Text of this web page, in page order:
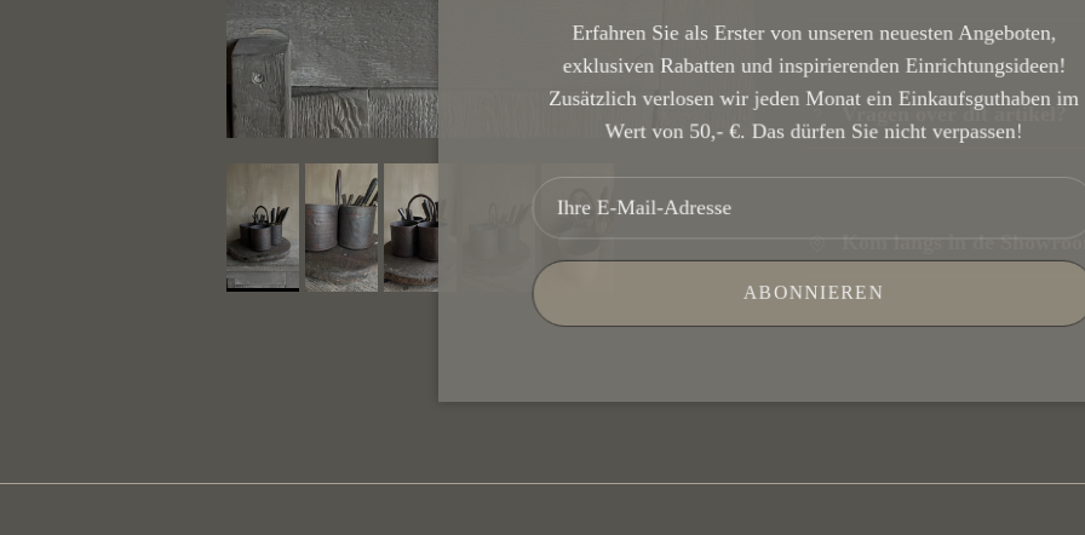
Vragen over dit artikel?
Kom langs in de
Erfahren Sie als Erster von unseren neuesten Angeboten,
exklusiven Rabatten und inspirierenden Einrichtungsideen!
Zusätzlich verlosen wir jeden Monat ein Einkaufsguthaben
Wert von 50,- €. Das dürfen Sie nicht verpassen!
ABONNIEREN